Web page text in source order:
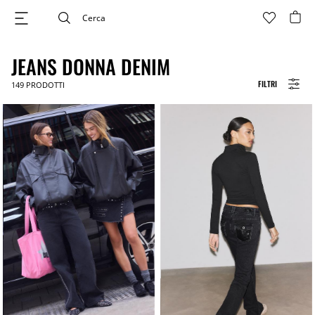
FILTRI
JEANS DONNA DENIM
149 PRODOTTI